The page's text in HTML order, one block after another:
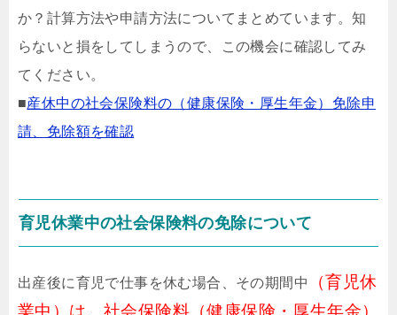
か？計算方法や申請方法についてまとめています。知
らないと損をしてしまうので、この機会に確認してみ
てください。
■産休中の社会保険料の（健康保険・厚生年金）免除申
請、免除額を確認
育児休業中の社会保険料の免除について
出産後に育児で仕事を休む場合、その期間中
（育児休
業中）は、社会保険料（健康保険・厚生年金）